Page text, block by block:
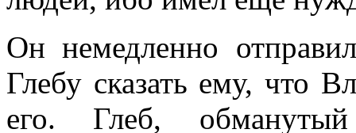
Он немедленно
Глебу сказать ему, что
его. Глеб,